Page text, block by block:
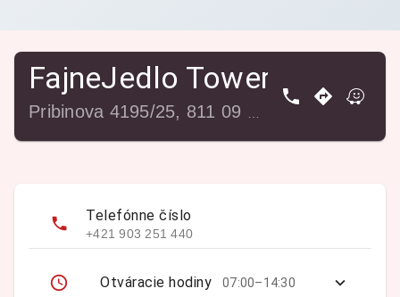
FajneJedlo Tower
Telefónne číslo
+421 903 251 440
Otváracie hodiny 07:00–14:30